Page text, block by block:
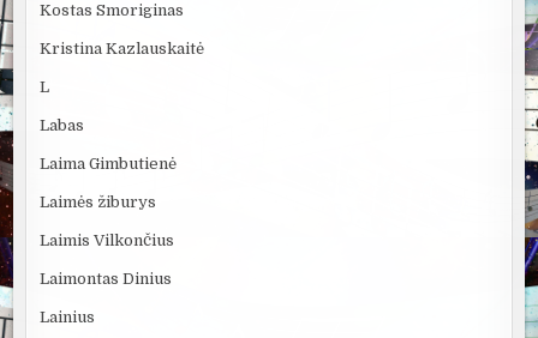
Kostas Smoriginas
Kristina Kazlauskaitė
L
Labas
Laima Gimbutienė
Laimės žiburys
Laimis Vilkončius
Laimontas Dinius
Lainius